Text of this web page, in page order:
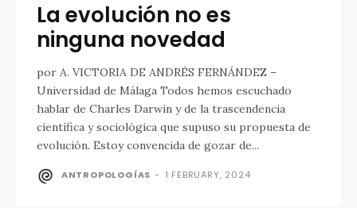
La evolución no es
ninguna novedad
por A. VICTORIA DE ANDRÉS FERNÁNDEZ –
Universidad de Málaga Todos hemos escuchado
hablar de Charles Darwin y de la trascendencia
científica y sociológica que supuso su propuesta de
evolución. Estoy convencida de gozar de...
ANTROPOLOGÍAS - 1 FEBRUARY, 2024